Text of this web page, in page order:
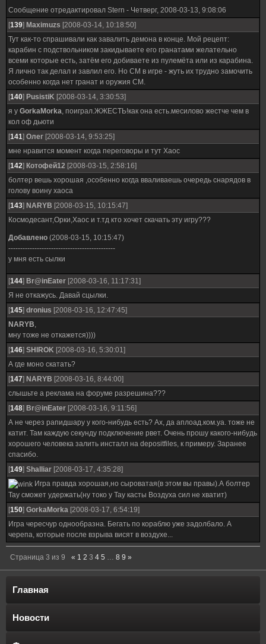
Сообщение отредактировал Stern - Четверг, 2008-03-13, 9:08:06
[139] Maximuzs [2008-03-14, 10:18:50]
Тут как-то спрашивали как завалить демона в конце. Мой рецепт:
карабин с подствольником закидываете его гранатами желательно
всеми которые есть, затём его добиваете из пулемёта или из карабина.
Я лично так делал и завлил его. Но СМ в игре - жуть их трудно замочить
особенно когда нет гранат и оружия СМ.
[140] PusistiK [2008-03-14, 3:30:53]
я у GorkaMorka, поиграл.ЖЖЕСТЬ!как она есть.месилово жестче чем в
кол оф дьюти
[141] Олег [2008-03-14, 9:53:25]
мне нравится момент когда переговоры и тут Хаос
[142] Котофей12 [2008-03-15, 2:58:16]
болтер вешь хорошая ,особенно когда вваливаешь очередь снарядов в
голову воину хаоса
[143] NARYB [2008-03-15, 10:15:47]
Космодесант,Орки,Хаос и т.тд кто хочет скачать эту игру???
Добавлено (2008-03-15, 10:15:47)
---------------------------------------------
у мня есть сылки
[144] Br@inEater [2008-03-16, 11:17:31]
Я не откажусь. Давай сцылки.
[145] dronius [2008-03-16, 12:47:45]
NARYB,
мну тоже не откажется))))
[146] SHIROK [2008-03-16, 5:30:01]
А где моно скатать?
[147] NARYB [2008-03-16, 8:44:00]
слышьте а реклама на форуме разрешина???
[148] Br@inEater [2008-03-16, 9:11:56]
А не через рапидшару у кого-нибудь есть? Ах, да аплоад.ком.уа. тоже не
катит. Там каждую секунду подключение рвет. Очень прошу какого-нибудь
хорошего человека залить инсталл на depositfiles, к примеру. Заранее
спасибо.
[149] Shalliar [2008-03-17, 4:35:28]
Игра правда хорошая,но сыроватая(в этом вы правы).А болтер
Тау сможет удержать(ну токо у Тау касты Воздуха сил не хватит)
[150] GorkaMorka [2008-03-17, 6:54:19]
Игра чересчур однообразна. Бегать по кораблю уже задолбало. А
черепа, которые после взрыва висят в воздухе...
Страница 3 из 9 « 1 2 3 4 5 … 8 9 »
Главная
Новости